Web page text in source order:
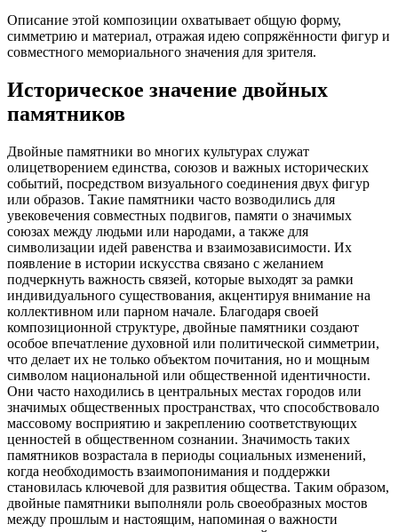
Описание этой композиции охватывает общую форму,
симметрию и материал, отражая идею сопряжённости фигур и
совместного мемориального значения для зрителя.
Историческое значение двойных
памятников
Двойные памятники во многих культурах служат
олицетворением единства, союзов и важных исторических
событий, посредством визуального соединения двух фигур
или образов. Такие памятники часто возводились для
увековечения совместных подвигов, памяти о значимых
союзах между людьми или народами, а также для
символизации идей равенства и взаимозависимости. Их
появление в истории искусства связано с желанием
подчеркнуть важность связей, которые выходят за рамки
индивидуального существования, акцентируя внимание на
коллективном или парном начале. Благодаря своей
композиционной структуре, двойные памятники создают
особое впечатление духовной или политической симметрии,
что делает их не только объектом почитания, но и мощным
символом национальной или общественной идентичности.
Они часто находились в центральных местах городов или
значимых общественных пространствах, что способствовало
массовому восприятию и закреплению соответствующих
ценностей в общественном сознании. Значимость таких
памятников возрастала в периоды социальных изменений,
когда необходимость взаимопонимания и поддержки
становилась ключевой для развития общества. Таким образом,
двойные памятники выполняли роль своеобразных мостов
между прошлым и настоящим, напоминая о важности